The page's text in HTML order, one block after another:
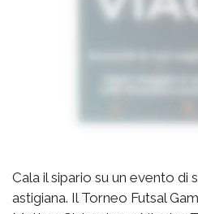
Cala il sipario su un evento di
astigiana. Il Torneo Futsal